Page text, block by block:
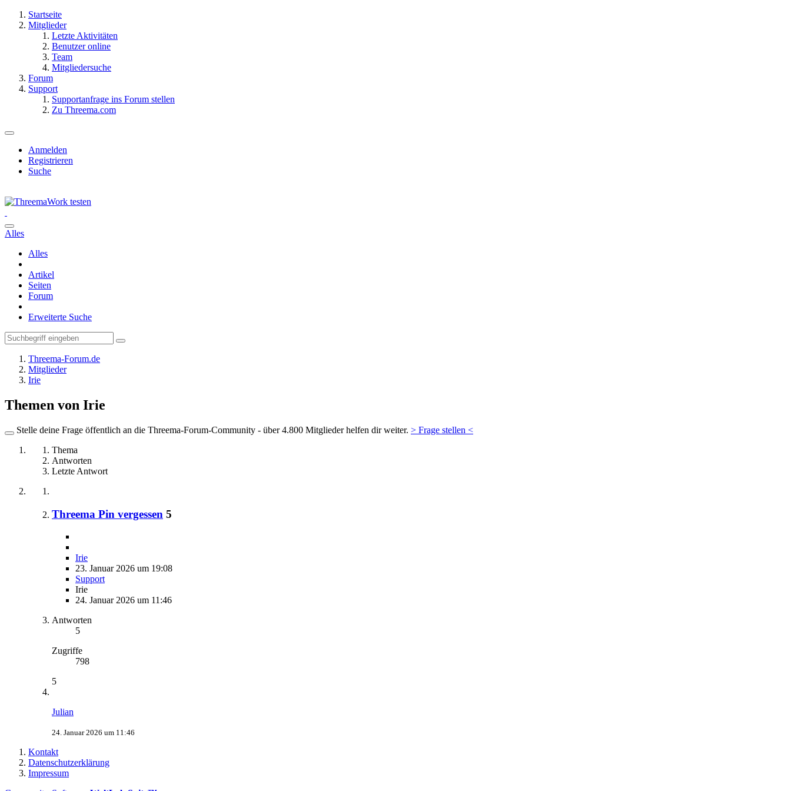
Startseite
Mitglieder
Letzte Aktivitäten
Benutzer online
Team
Mitgliedersuche
Forum
Support
Supportanfrage ins Forum stellen
Zu Threema.com
Anmelden
Registrieren
Suche
Alles
Alles
Artikel
Seiten
Forum
Erweiterte Suche
Threema-Forum.de
Mitglieder
Irie
Themen von Irie
Stelle deine Frage öffentlich an die Threema-Forum-Community - über 4.800 Mitglieder helfen dir weiter. > Frage stellen <
Thema
Antworten
Letzte Antwort
Threema Pin vergessen 5
Irie
23. Januar 2026 um 19:08
Support
Irie
24. Januar 2026 um 11:46
Antworten
5
Zugriffe
798
5
Julian
24. Januar 2026 um 11:46
Kontakt
Datenschutzerklärung
Impressum